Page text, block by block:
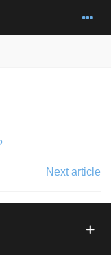
Next article